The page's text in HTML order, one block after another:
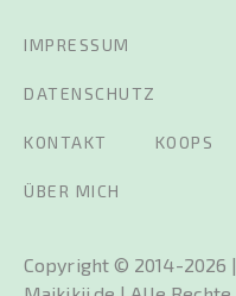
Copyright © 2014-2026 |
IMPRESSUM
DATENSCHUTZ
KONTAKT KOOPS
ÜBER MICH